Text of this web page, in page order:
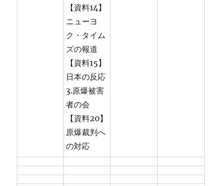
【資料14】
ニューヨ
ク・タイム
ズの報道
【資料15】
日本の反応
3.原爆被害
者の会
【資料20】
原爆裁判へ
の対応